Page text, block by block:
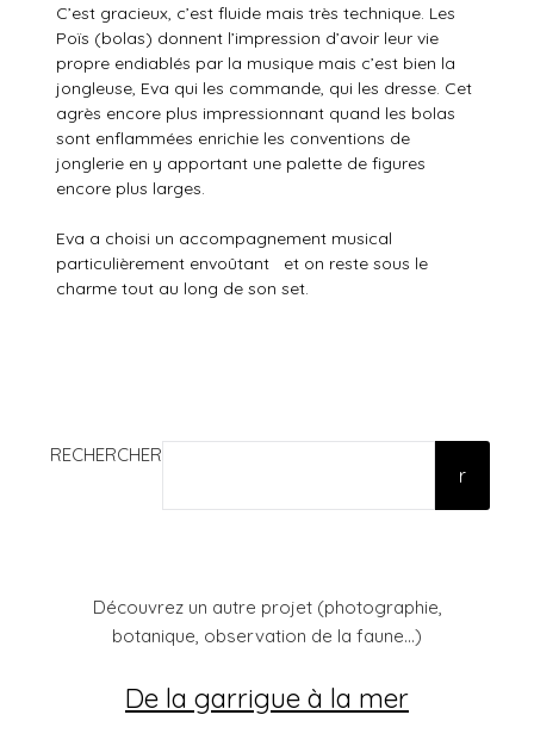
C’est gracieux, c’est fluide mais très technique. Les
Poïs (bolas) donnent l’impression d’avoir leur vie
propre endiablés par la musique mais c’est bien la
jongleuse, Eva qui les commande, qui les dresse. Cet
agrès encore plus impressionnant quand les bolas
sont enflammées enrichie les conventions de
jonglerie en y apportant une palette de figures
encore plus larges.
Eva a choisi un accompagnement musical
particulièrement envoûtant et on reste sous le
charme tout au long de son set.
RECHERCHER
r
Découvrez un autre projet (photographie,
botanique, observation de la faune...)
De la garrigue à la mer